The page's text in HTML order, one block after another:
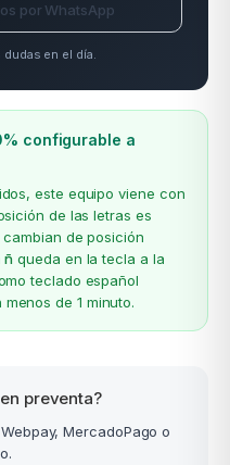
por WhatsApp
en el día.
configurable a
este equipo viene con
de las letras es
de posición
ñ queda en la tecla a la
teclado español
menos de 1 minuto.
preventa?
MercadoPago o